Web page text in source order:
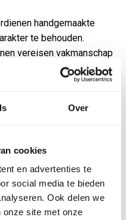
Over
cookies
en advertenties te
social media te bieden
Ook delen we
onze site met onze
handgemaakte
te behouden.
vereisen vakmanschap
respecteren. Ook
vormen of premium
zoals loungebanken
in handgemaakte
die dagelijks
moeten blijven.